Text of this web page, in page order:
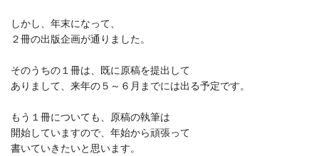
しかし、年末になって、
２冊の出版企画が通りました。
そのうちの１冊は、既に原稿を提出して
ありまして、来年の５～６月までには出る予定です。
もう１冊についても、原稿の執筆は
開始していますので、年始から頑張って
書いていきたいと思います。